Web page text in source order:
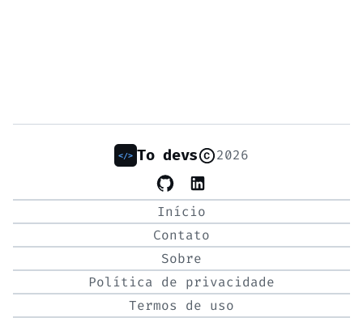
To devs 2026
Início
Contato
Sobre
Política de privacidade
Termos de uso